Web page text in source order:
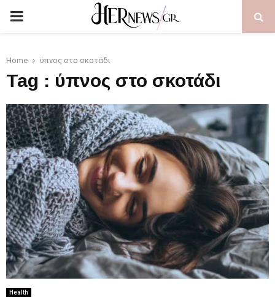
PRIMARY
Home ύπνος στο σκοτάδι
Tag : ύπνος στο σκοτάδι
Health